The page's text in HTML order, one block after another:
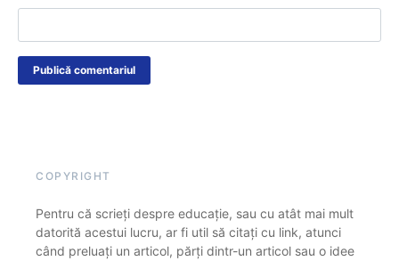
COPYRIGHT
Pentru că scrieți despre educație, sau cu atât mai mult
datorită acestui lucru, ar fi util să citați cu link, atunci
când preluați un articol, părți dintr-un articol sau o idee